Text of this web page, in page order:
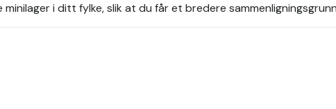
i ditt fylke, slik at du får et bredere